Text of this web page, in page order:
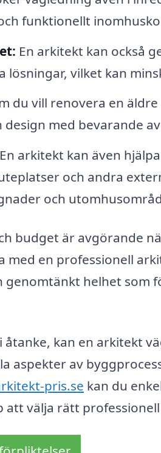
funktionellt
En arkitekt kan också
vilket kan
du vill renovera en
med bevarande
En arkitekt kan även
och andra
och
budget är avgörande
med en professionell
genomtänkt helhet som
kan en arkitekt
aspekter av
pris.se kan du
att välja rätt